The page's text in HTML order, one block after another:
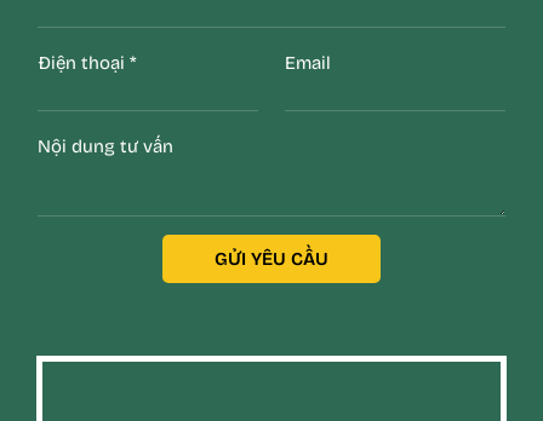
Điện thoại * Email
Nội dung tư vấn
GỬI YÊU CẦU